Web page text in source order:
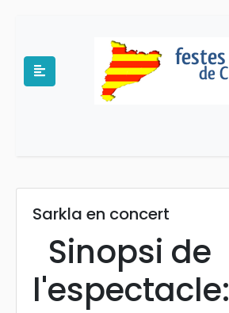
Sarkla en concert
Sinopsi de
l'espectacle: